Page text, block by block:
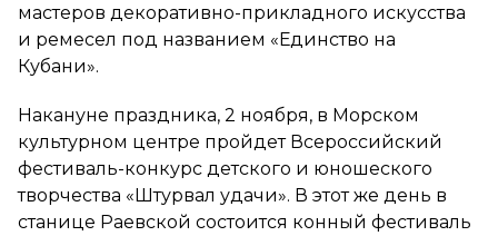
мастеров декоративно-прикладного искусства
и ремесел под названием «Единство на
Кубани».
Накануне праздника, 2 ноября, в Морском
культурном центре пройдет Всероссийский
фестиваль-конкурс детского и юношеского
творчества «Штурвал удачи». В этот же день в
станице Раевской состоится конный фестиваль